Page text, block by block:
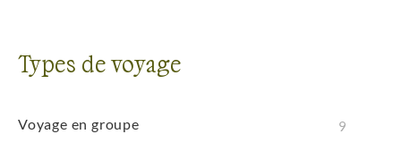
Types de voyage
Voyage en groupe 9